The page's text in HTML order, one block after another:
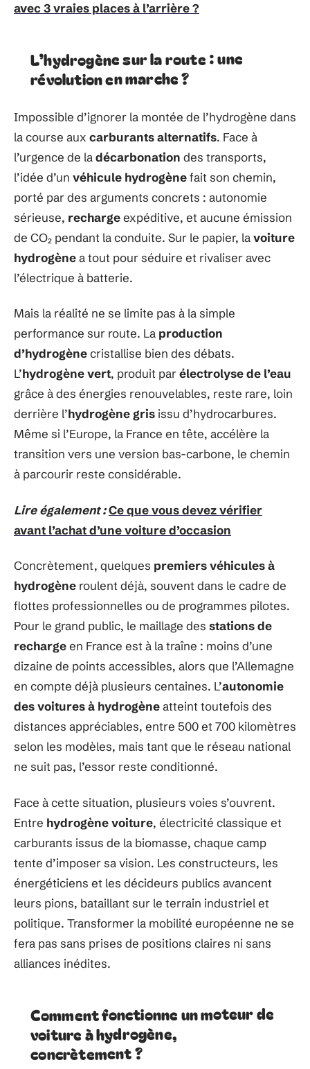
avec 3 vraies places à l’arrière ?
L’hydrogène sur la route : une
révolution en marche ?
Impossible d’ignorer la montée de l’hydrogène dans
la course aux carburants alternatifs. Face à
l’urgence de ladécarbonation des transports,
l’idée d’un véhicule hydrogènefait son chemin,
porté par des arguments concrets : autonomie
sérieuse, rechargeexpéditive, et aucune émission
de CO₂ pendant la conduite. Sur le papier, lavoiture
hydrogènea tout pour séduire et rivaliser avec
l’électrique à batterie.
Mais la réalité ne se limite pas à la simple
performance sur route. La production
d’hydrogènecristallise bien des débats.
L’hydrogène vert, produit parélectrolyse de l’eau
grâce à des énergies renouvelables, reste rare, loin
derrière l’hydrogène gris issu d’hydrocarbures.
Même si l’Europe, la France en tête, accélère la
transition vers une version bas-carbone, le chemin
à parcourir reste considérable.
Lire également :Ce que vous devez vérifier
avant l’achat d’une voiture d’occasion
Concrètement, quelques premiers véhicules à
hydrogène roulent déjà, souvent dans le cadre de
flottes professionnelles ou de programmes pilotes.
Pour le grand public, le maillage des stations de
rechargeen France est à la traîne : moins d’une
dizaine de points accessibles, alors que l’Allemagne
en compte déjà plusieurs centaines. L’autonomie
des voitures à hydrogèneatteint toutefois des
distances appréciables, entre 500 et 700 kilomètres
selon les modèles, mais tant que le réseau national
ne suit pas, l’essor reste conditionné.
Face à cette situation, plusieurs voies s’ouvrent.
Entre hydrogène voiture, électricité classique et
carburants issus de la biomasse, chaque camp
tente d’imposer sa vision. Les constructeurs, les
énergéticiens et les décideurs publics avancent
leurs pions, bataillant sur le terrain industriel et
politique. Transformer la mobilité européenne ne se
fera pas sans prises de positions claires ni sans
alliances inédites.
Comment fonctionne un moteur de
voiture à hydrogène,
concrètement ?